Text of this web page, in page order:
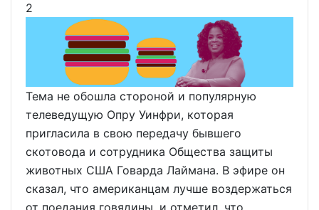
2
Тема не обошла стороной и популярную
телеведущую Опру Уинфри, которая
пригласила в свою передачу бывшего
скотовода и сотрудника Общества защиты
животных США Говарда Лаймана. В эфире он
сказал, что американцам лучше воздержаться